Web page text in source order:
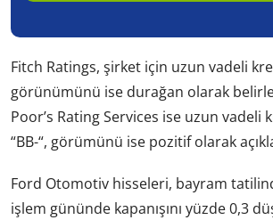
Fitch Ratings, şirket için uzun vadeli
görünümünü ise durağan olarak
Poor’s Rating Services ise uzun vadeli
“BB-“, görümünü ise pozitif olarak
Ford Otomotiv hisseleri, bayram
işlem gününde kapanışını yüzde 0,3